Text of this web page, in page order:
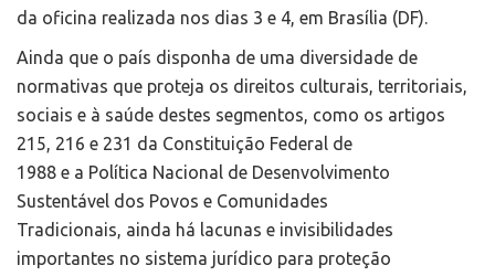
da oficina realizada nos dias 3 e 4, em Brasília (DF).
Ainda que o país disponha de uma diversidade de
normativas que proteja os direitos culturais, territoriais,
sociais e à saúde destes segmentos, como os artigos
215, 216 e 231 da Constituição Federal de
1988 e a Política Nacional de Desenvolvimento
Sustentável dos Povos e Comunidades
Tradicionais, ainda há lacunas e invisibilidades
importantes no sistema jurídico para proteção